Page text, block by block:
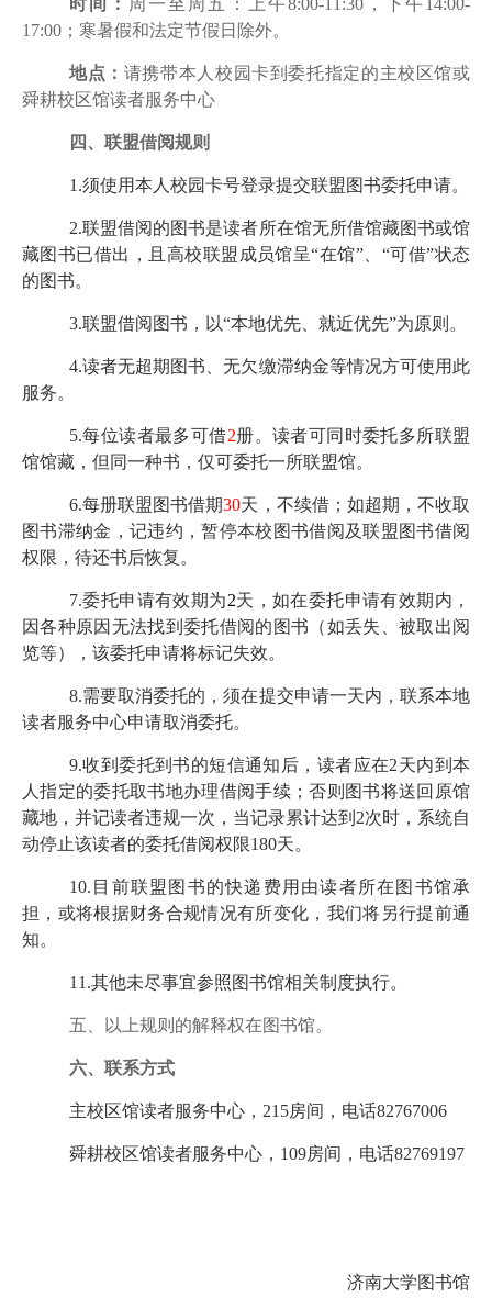
时间： 周一至周五：上午8:00-11:30，下午14:00-
17:00 ；寒暑假和法定节假日除外。
地点： 请携带本人校园卡到委托指定的主校区馆或
舜耕校区馆读者服务中心
四、 联盟借阅规则
1.须使用本人校园卡号登录提交联盟图书委托申请。
2.联盟借阅的图书是读者所在馆无所借馆藏图书或馆
藏图书已借出，且高校联盟成员馆呈“在馆”、“可借”状态
的图书。
3.联盟借阅图书，以“本地优先、就近优先”为原则。
4.读者无超期图书、无欠缴滞纳金等情况方可使用此
服务。
5.每位读者最多可借2册。读者可同时委托多所联盟
馆馆藏，但同一种书，仅可委托一所联盟馆。
6.每册联盟图书借期30天，不续借；如超期，不收取
图书滞纳金，记违约，暂停本校图书借阅及联盟图书借阅
权限，待还书后恢复。
7.委托申请有效期为2天，如在委托申请有效期内，
因各种原因无法找到委托借阅的图书（如丢失、被取出阅
览等），该委托申请将标记失效。
8.需要取消委托的，须在提交申请一天内，联系本地
读者服务中心申请取消委托。
9.收到委托到书的短信通知后，读者应在2天内到本
人指定的委托取书地办理借阅手续；否则图书将送回原馆
藏地，并记读者违规一次，当记录累计达到 2次时，系统自
动停止该读者的委托借阅权限180天。
10. 目前联盟图书的快递费用由读者所在图书馆承
担，或将根据财务合规情况有所变化，我们将另行提前通
知。
11.其他未尽事宜参照图书馆相关制度执行。
五、 以上规则的解释权在图书馆。
六、 联系方式
主校区馆读者服务中心， 215房间，电话82767006
舜耕校区馆读者服务中心， 109房间，电话82769197
济南大学图书馆